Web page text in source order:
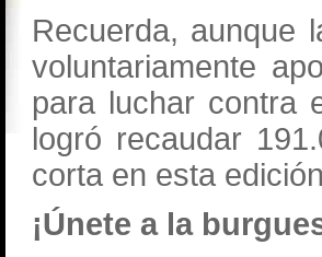
Recuerda, aunque
voluntariamente
para luchar contra
logró recaudar
corta en esta
¡Únete a la